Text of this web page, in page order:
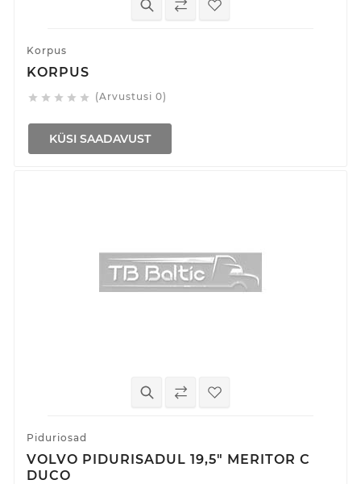
Korpus
KORPUS
     (Arvustusi 0)
KÜSI SAADAVUST
Piduriosad
VOLVO PIDURISADUL 19,5" MERITOR C
DUCO